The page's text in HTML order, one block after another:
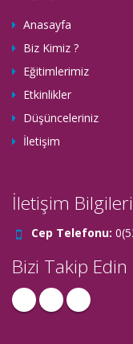
Anasayfa
Biz Kimiz ?
Eğitimlerimiz
Etkinlikler
Düşünceleriniz
İletişim
İletişim
Cep Telefonu:
Bizi Takip Edin